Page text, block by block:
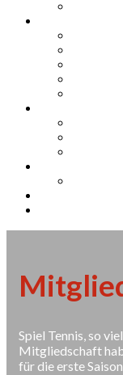
Spiel Tennis, so
Mitgliedschaft
für die erste